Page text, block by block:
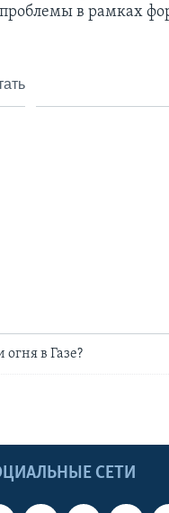
в рамках
в Газе?
СЕТИ